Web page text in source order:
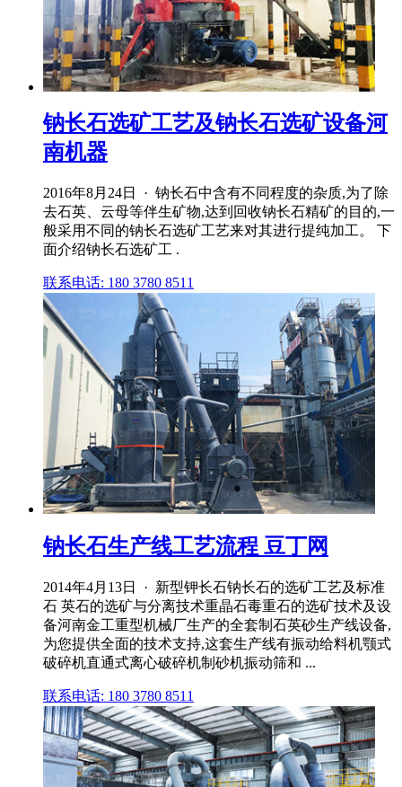
钠长石选矿工艺及钠长石选矿设备河
南机器
2016年8月24日 · 钠长石中含有不同程度的杂质,为了除
去石英、云母等伴生矿物,达到回收钠长石精矿的目的,一
般采用不同的钠长石选矿工艺来对其进行提纯加工。 下
面介绍钠长石选矿工 .
联系电话: 180 3780 8511
钠长石生产线工艺流程 豆丁网
2014年4月13日 · 新型钾长石钠长石的选矿工艺及标准
石 英石的选矿与分离技术重晶石毒重石的选矿技术及设
备河南金工重型机械厂生产的全套制石英砂生产线设备,
为您提供全面的技术支持,这套生产线有振动给料机颚式
破碎机直通式离心破碎机制砂机振动筛和 ...
联系电话: 180 3780 8511